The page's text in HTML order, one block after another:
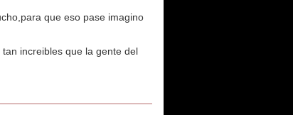
que eso pase imagino
increibles que la gente del